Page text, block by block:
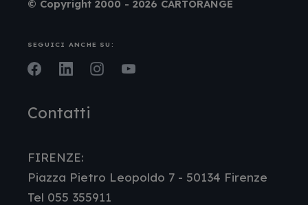
© Copyright 2000 - 2026 CARTORANGE
SEGUICI ANCHE SU:
Facebook
LinkedInInstagram
Contatti
FIRENZE:
Piazza Pietro Leopoldo 7 - 50134 Firenze
Tel 055 355911